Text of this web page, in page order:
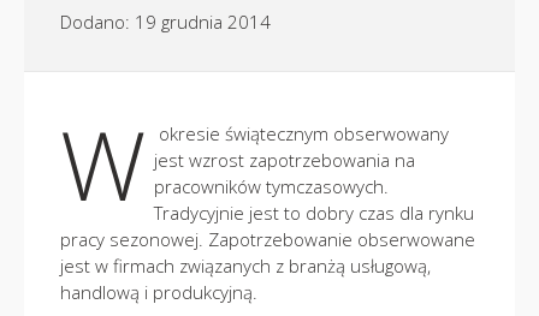
Dodano: 19 grudnia 2014
W
okresie świątecznym obserwowany
jest wzrost zapotrzebowania na
pracowników tymczasowych.
Tradycyjnie jest to dobry czas dla rynku
pracy sezonowej. Zapotrzebowanie obserwowane
jest w firmach związanych z branżą usługową,
handlową i produkcyjną.